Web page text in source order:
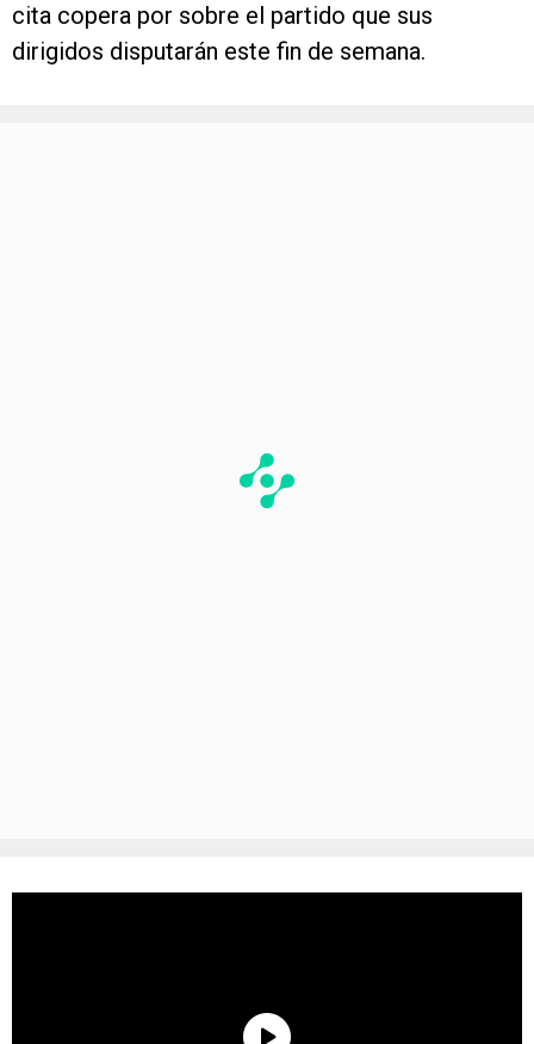
cita copera por sobre el partido que sus
dirigidos disputarán este fin de semana.